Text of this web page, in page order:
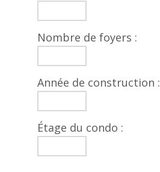
Nombre de foyers :
Année de construction :
Étage du condo :